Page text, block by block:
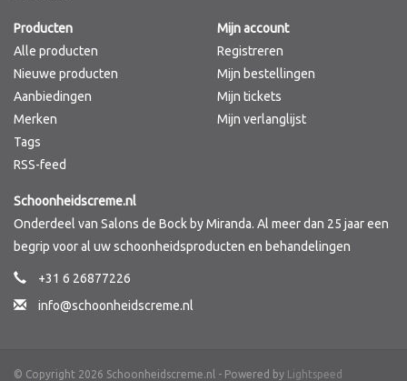
Producten
Alle producten
Nieuwe producten
Aanbiedingen
Merken
Tags
RSS-feed
Mijn account
Registreren
Mijn bestellingen
Mijn tickets
Mijn verlanglijst
Schoonheidscreme.nl
Onderdeel van Salons de Bock by Miranda. Al meer dan 25 jaar een
begrip voor al uw schoonheidsproducten en behandelingen
+31 6 26877226
info@schoonheidscreme.nl
© Copyright 2026 Schoonheidscreme.nl - Powered by Lightspeed